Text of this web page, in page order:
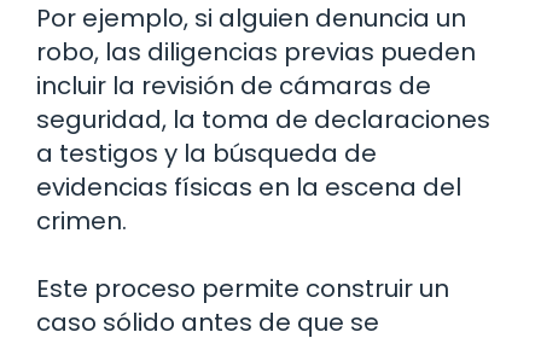
Por ejemplo, si alguien denuncia un
robo, las diligencias previas pueden
incluir la revisión de cámaras de
seguridad, la toma de declaraciones
a testigos y la búsqueda de
evidencias físicas en la escena del
crimen.
Este proceso permite construir un
caso sólido antes de que se